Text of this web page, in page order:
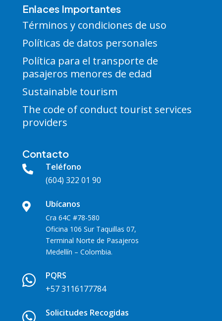
Enlaces Importantes
Términos y condiciones de uso
Políticas de datos personales
Política para el transporte de
pasajeros menores de edad
Sustainable tourism
The code of conduct tourist services
providers
Contacto

Teléfono
(604) 322 01 90
 Ubícanos
Cra 64C #78-580
Oficina 106 Sur Taquillas 07,
Terminal Norte de Pasajeros
Medellín – Colombia.

PQRS
+57 3116177784

Solicitudes Recogidas